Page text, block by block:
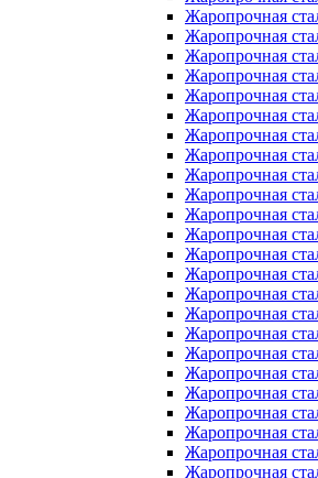
Жаропрочная
Жаропрочная
Жаропрочная
Жаропрочная
Жаропрочная
Жаропрочная
Жаропрочная
Жаропрочная
Жаропрочная
Жаропрочная
Жаропрочная
Жаропрочная
Жаропрочная
Жаропрочная
Жаропрочная
Жаропрочная
Жаропрочная
Жаропрочная
Жаропрочная
Жаропрочная
Жаропрочная
Жаропрочная
Жаропрочная
Жаропрочная